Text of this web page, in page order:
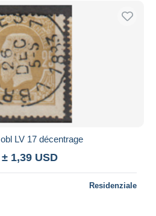
LV 17 décentrage
± 1,39 USD
Residenziale